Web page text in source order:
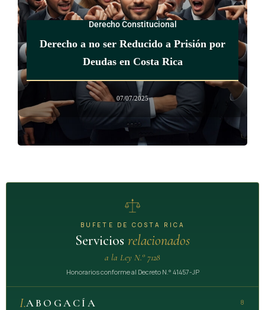
Derecho Constitucional
Derecho a no ser Reducido a Prisión por
Deudas en Costa Rica
07/07/2025
BUFETE DE COSTA RICA
Servicios relacionados
a la Ley N.° 7128
Honorarios conforme al Decreto N.° 41457-JP
I.ABOGACÍA 8